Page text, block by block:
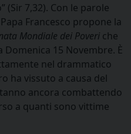
(Sir 7,32). Con le parole
Francesco propone la
Mondiale dei Poveri che
15 Novembre. È
nel drammatico
ha vissuto a causa del
ancora combattendo
a quanti sono vittime